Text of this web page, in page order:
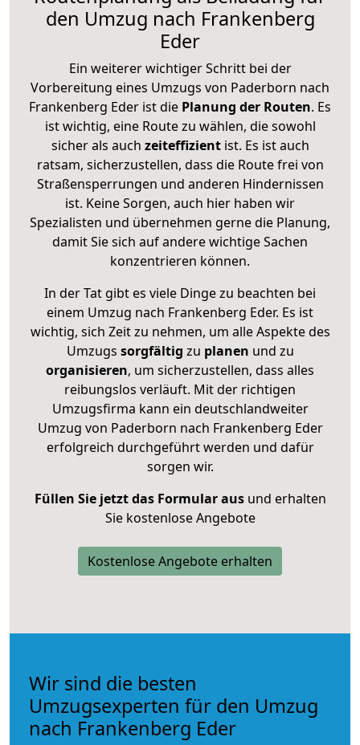
den Umzug nach Frankenberg
Eder
Ein weiterer wichtiger Schritt bei der
Vorbereitung eines Umzugs von Paderborn nach
Frankenberg Eder ist die Planung der Routen. Es
ist wichtig, eine Route zu wählen, die sowohl
sicher als auch zeiteffizientist. Es ist auch
ratsam, sicherzustellen, dass die Route frei von
Straßensperrungen und anderen Hindernissen
ist. Keine Sorgen, auch hier haben wir
Spezialisten und übernehmen gerne die Planung,
damit Sie sich auf andere wichtige Sachen
konzentrieren können.
In der Tat gibt es viele Dinge zu beachten bei
einem Umzug nach Frankenberg Eder. Es ist
wichtig, sich Zeit zu nehmen, um alle Aspekte des
Umzugs sorgfältig zu planen und zu
organisieren, um sicherzustellen, dass alles
reibungslos verläuft. Mit der richtigen
Umzugsfirma kann ein deutschlandweiter
Umzug von Paderborn nach Frankenberg Eder
erfolgreich durchgeführt werden und dafür
sorgen wir.
Füllen Sie jetzt das Formular ausund erhalten
Sie kostenlose Angebote
Kostenlose Angebote erhalten
Wir sind die besten
Umzugsexperten für den Umzug
nach Frankenberg Eder